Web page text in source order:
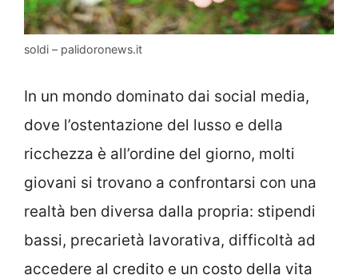
soldi – palidoronews.it
In un mondo dominato dai social media,
dove l’ostentazione del lusso e della
ricchezza è all’ordine del giorno, molti
giovani si trovano a confrontarsi con una
realtà ben diversa dalla propria: stipendi
bassi, precarietà lavorativa, difficoltà ad
accedere al credito e un costo della vita